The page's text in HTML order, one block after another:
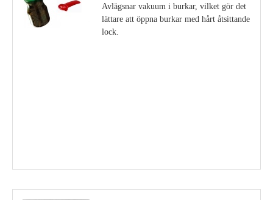
Avlägsnar vakuum i burkar, vilket gör det
lättare att öppna burkar med hårt åtsittande
lock.